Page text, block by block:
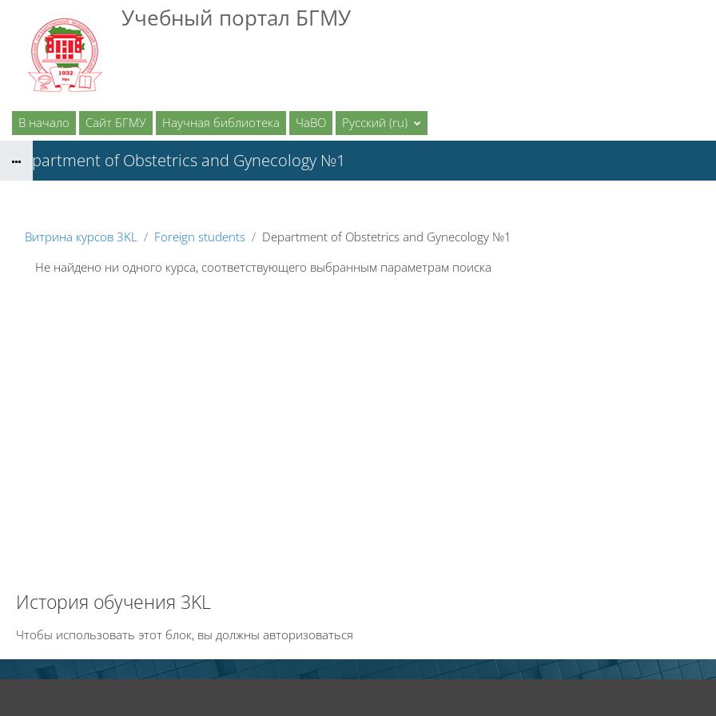
Перейти к основному содержаниюУчебный портал БГМУ
В начало Сайт БГМУ Научная библиотека ЧаВО Русский ‎(ru)‎
Department of Obstetrics and Gynecology №1
Витрина курсов 3KL Foreign students
Department of Obstetrics and Gynecology №1
Не найдено ни одного курса, соответствующего выбранным параметрам поиска
История обучения 3KL
Чтобы использовать этот блок, вы должны авторизоваться